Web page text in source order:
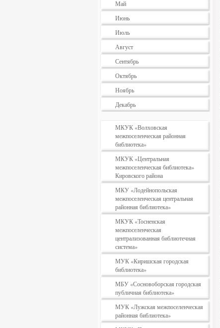
Май
Июнь
Июль
Август
Сентябрь
Октябрь
Ноябрь
Декабрь
МКУК «Волховская
межпоселенческая районная
библиотека»
МКУК «Центральная
межпоселенческая библиотека»
Кировского района
МКУ «Лодейнопольская
межпоселенческая центральная
районная библиотека»
МКУК «Тосненская
межпоселенческая
централизованная библиотечная
система»
МУК «Киришская городская
библиотека»
МБУ «Сосновоборская городская
публичная библиотека»
МУК «Лужская межпоселенческая
районная библиотека»